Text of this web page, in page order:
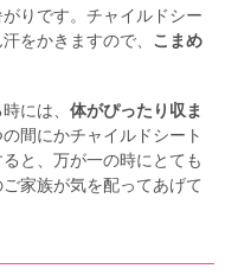
りです。チャイルドシー
をかきますので、 こまめ
には、 体がぴったり収ま
間にかチャイルドシート
と、万が一の時にとても
家族が気を配ってあげて